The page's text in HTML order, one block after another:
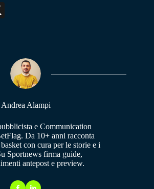
Andrea Alampi
e Communication
Da 10+ anni racconta
con cura per le storie e i
Sportnews firma guide,
antepost e preview.